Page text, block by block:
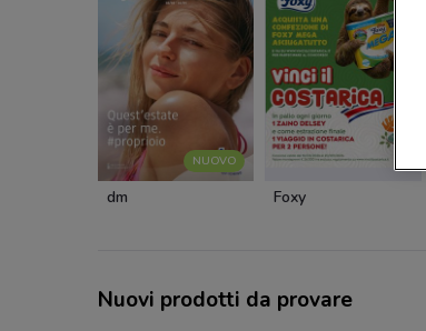
NUOVO
dm Foxy
Nuovi prodotti da provare